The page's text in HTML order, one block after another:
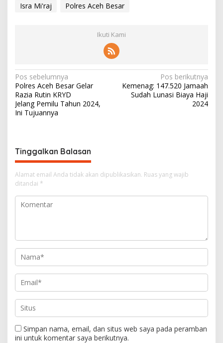
Isra Mi'raj Polres Aceh Besar
Ikuti Kami
N
a
v
i
a
s
i
p
o
Pos sebelumnya
Polres Aceh Besar Gelar
Razia Rutin KRYD
Jelang Pemilu Tahun 2024,
Ini Tujuannya
Pos berikutnya
Kemenag: 147.520 Jamaah
Sudah Lunasi Biaya Haji
2024
Tinggalkan Balasan
Alamat email Anda tidak akan dipublikasikan. Ruas yang wajib
ditandai *
Simpan nama, email, dan situs web saya pada peramban
ini untuk komentar saya berikutnya.